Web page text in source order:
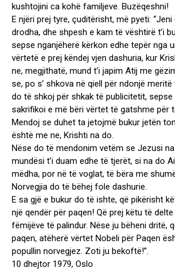
kushtojini ca kohë familjeve. Buzëqeshni!
E njëri prej tyre, çuditërisht, më pyeti: “Jeni
drodha, dhe shpesh e kam të vështirë t’i
sepse nganjëherë kërkon edhe tepër nga
vërtetë e prej këndej vjen dashuria, kur
ne, megjithatë, mund t’i japim Atij me
se, po s’ shkova në qiell për ndonjë
do të shkoj për shkak të publicitetit,
sakrifikoi e më bëri vërtet të gatshme për
Mendoj se duhet ta jetojmë bukur jetën
është me ne, Krishti na do.
Nëse do të mendonim vetëm se Jezusi
mundësi t’i duam edhe të tjerët, si na do
mëdha, por në të voglat, të bëra me
Norvegjia do të bëhej fole dashurie.
E sa gjë e bukur do të ishte, që pikërisht
një qendër për paqen! Që prej këtu të
fëmijëve të palindur. Nëse ju bëheni dritë,
paqen, atëherë vërtet Nobeli për Paqen
popullin norvegjez. Zoti ju bekoftë!”.
10 dhejtor 1979, Oslo